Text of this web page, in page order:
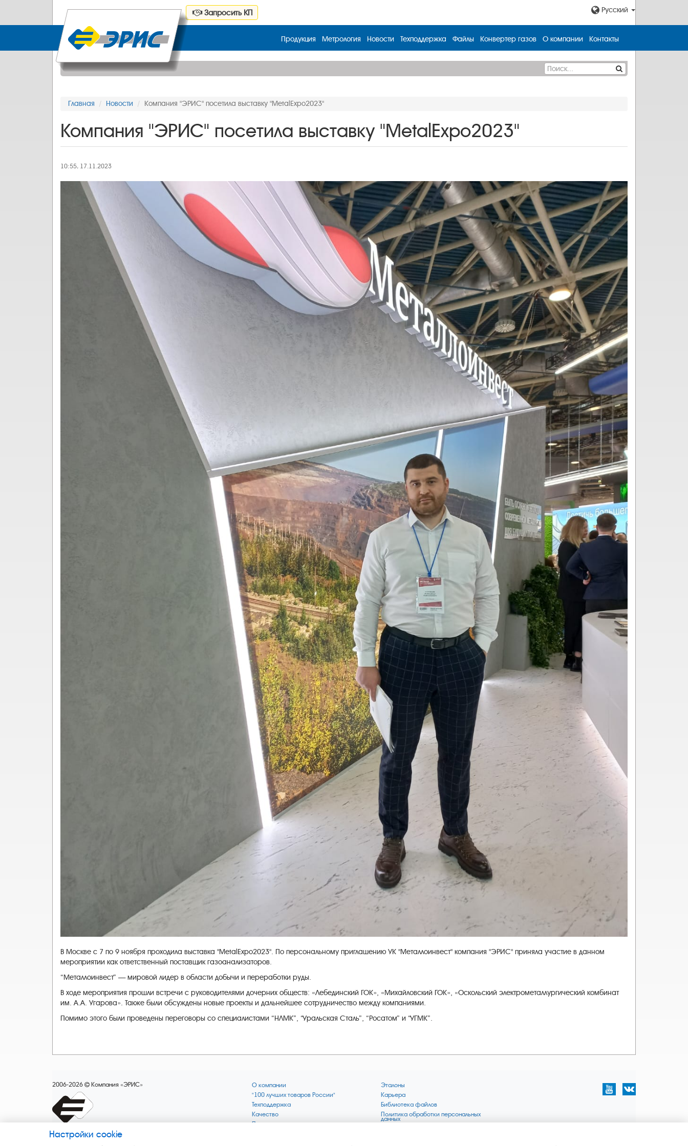
Запросить КП Русский
Продукция Метрология Новости Техподдержка Файлы Конвертер газов О компании Контакты
Главная Новости Компания "ЭРИС" посетила выставку "MetalExpo2023"
Компания "ЭРИС" посетила выставку "MetalExpo2023"
10:55, 17.11.2023
В Москве с 7 по 9 ноября проходила выставка "MetalExpo2023". По персональному приглашению УК "Металлоинвест" компания "ЭРИС" приняла участие в данном
мероприятии как ответственный поставщик газоанализаторов.
“Металлоинвест” — мировой лидер в области добычи и переработки руды.
В ходе мероприятия прошли встречи с руководителями дочерних обществ: «Лебединский ГОК», «Михайловский ГОК», «Оскольский электрометаллургический комбинат
им. А.А. Угарова». Также были обсуждены новые проекты и дальнейшее сотрудничество между компаниями.
Помимо этого были проведены переговоры со специалистами “НЛМК”, “Уральская Сталь”, “Росатом” и “УГМК”.
2006-2026 Компания «ЭРИС»
О компании
"100 лучших товаров России"
Техподдержка
Качество
Поверка по редким газам
Эталоны
Карьера
Библиотека файлов
Политика обработки персональных
данных
Настройки cookie